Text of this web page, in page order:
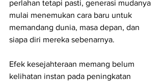
perlahan tetapi pasti, generasi mudanya
mulai menemukan cara baru untuk
memandang dunia, masa depan, dan
siapa diri mereka sebenarnya.
Efek kesejahteraan memang belum
kelihatan instan pada peningkatan